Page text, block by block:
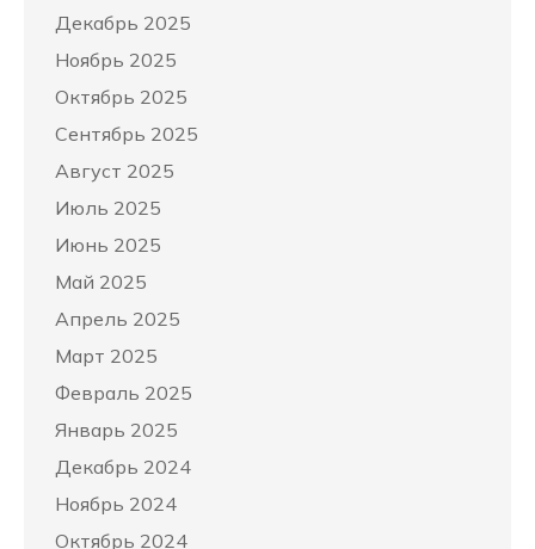
Декабрь 2025
Ноябрь 2025
Октябрь 2025
Сентябрь 2025
Август 2025
Июль 2025
Июнь 2025
Май 2025
Апрель 2025
Март 2025
Февраль 2025
Январь 2025
Декабрь 2024
Ноябрь 2024
Октябрь 2024